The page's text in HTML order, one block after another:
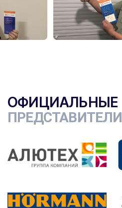
ОФИЦИАЛЬНЫЕ
ПРЕДСТАВИТЕЛИ